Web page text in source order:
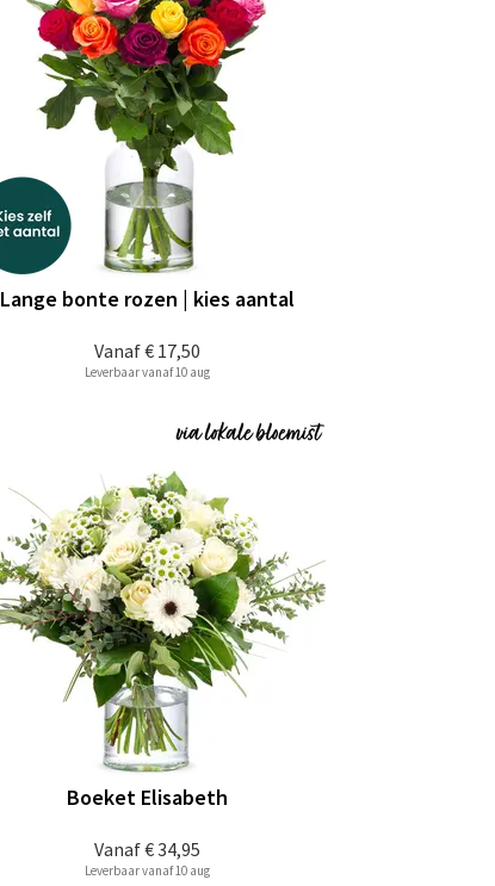
Vanaf€ 17,50
Lange bonte rozen | kies aantal
Leverbaar vanaf 10 aug
Vanaf€ 34,95
Boeket Elisabeth
Leverbaar vanaf 10 aug